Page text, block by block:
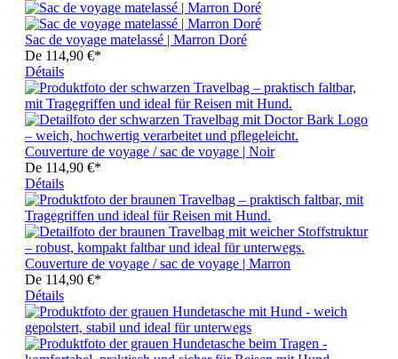
Sac de voyage matelassé | Marron Doré
De 114,90 €*
Détails
Couverture de voyage / sac de voyage | Noir
De 114,90 €*
Détails
Couverture de voyage / sac de voyage | Marron
De 114,90 €*
Détails